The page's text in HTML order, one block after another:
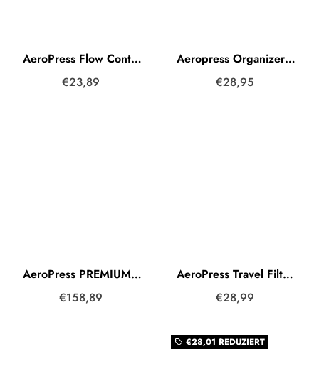
AeroPress Flow Control Filter Cap
€23,89
Aeropress Organizer Aufbewahrung Black (Schwarz)
€28,95
AeroPress PREMIUM Glass & Metal
€158,89
AeroPress Travel Filter Holder Black (Schwarz)
€28,99
local_offer €28,01 REDUZIERT